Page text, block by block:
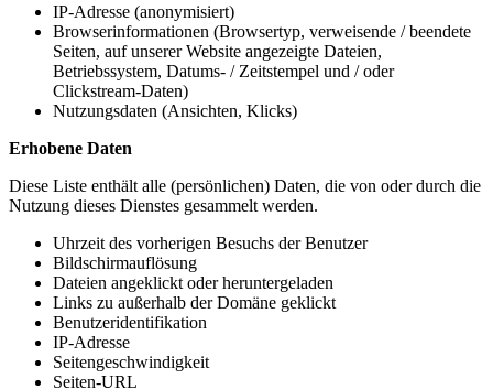
IP-Adresse (anonymisiert)
Browserinformationen (Browsertyp, verweisende / beendete
Seiten, auf unserer Website angezeigte Dateien,
Betriebssystem, Datums- / Zeitstempel und / oder
Clickstream-Daten)
Nutzungsdaten (Ansichten, Klicks)
Erhobene Daten
Diese Liste enthält alle (persönlichen) Daten, die von oder durch die
Nutzung dieses Dienstes gesammelt werden.
Uhrzeit des vorherigen Besuchs der Benutzer
Bildschirmauflösung
Dateien angeklickt oder heruntergeladen
Links zu außerhalb der Domäne geklickt
Benutzeridentifikation
IP-Adresse
Seitengeschwindigkeit
Seiten-URL